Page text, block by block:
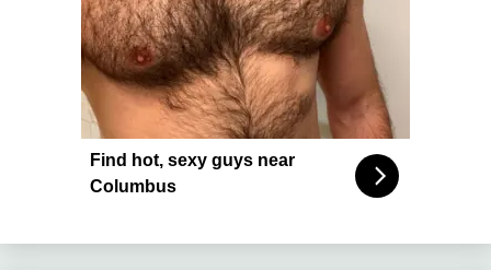
Find hot, sexy guys near
Columbus